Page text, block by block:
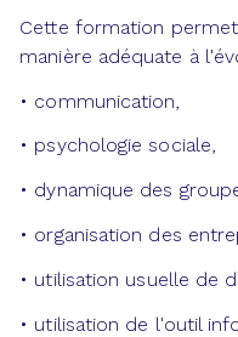
Cette formation
manière adéquate à
• communication,
• psychologie sociale,
• dynamique des
• organisation des
• utilisation usuelle de
• utilisation de l'outil